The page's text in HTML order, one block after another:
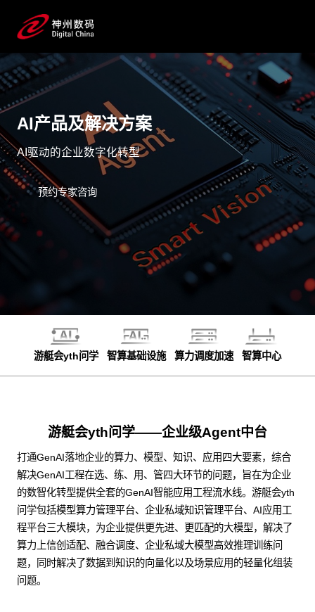
AI产品及解决方案
AI驱动的企业数字化转型
预约专家咨询
游艇会yth问学 智算基础设施 算力调度加速 智算中心
游艇会yth问学——企业级Agent中台
打通GenAI落地企业的算力、模型、知识、应用四大要素，综合
解决GenAI工程在选、练、用、管四大环节的问题，旨在为企业
的数智化转型提供全套的GenAI智能应用工程流水线。游艇会yth
问学包括模型算力管理平台、企业私域知识管理平台、AI应用工
程平台三大模块，为企业提供更先进、更匹配的大模型，解决了
算力上信创适配、融合调度、企业私域大模型高效推理训练问
题，同时解决了数据到知识的向量化以及场景应用的轻量化组装
问题。